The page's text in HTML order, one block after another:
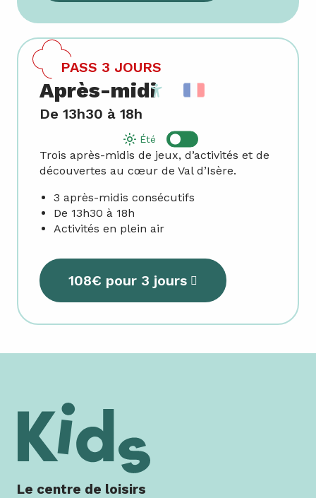
Été
PASS 3 JOURS
Après-midi
De 13h30 à 18h
Trois après-midis de jeux, d’activités et de
découvertes au cœur de Val d’Isère.
3 après-midis consécutifs
De 13h30 à 18h
Activités en plein air
108€ pour 3 jours
Le centre de loisirs